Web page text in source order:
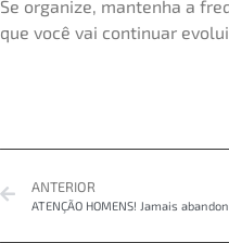
Se organize, mantenha a
que você vai continuar
ANTERIOR
ATENÇÃO HOMENS! Jamais